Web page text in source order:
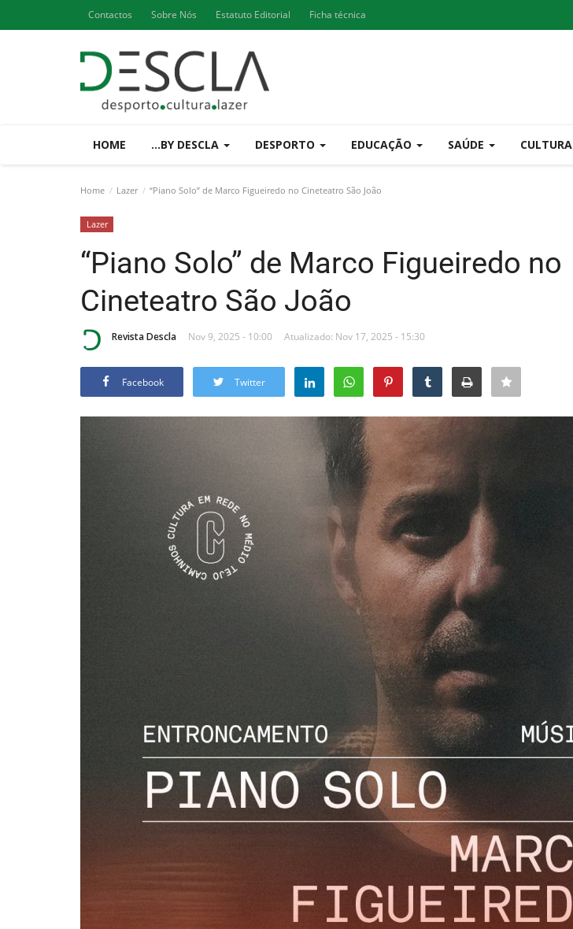
Contactos Sobre Nós Estatuto Editorial Ficha técnica
HOME ...BY DESCLA DESPORTO EDUCAÇÃO SAÚDE CULTURA
Home Lazer “Piano Solo” de Marco Figueiredo no Cineteatro São João
Lazer
“Piano Solo” de Marco Figueiredo no
Cineteatro São João
Revista Descla Nov 9, 2025 - 10:00 Atualizado: Nov 17, 2025 - 15:30
Facebook Twitter